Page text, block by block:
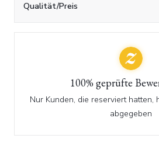
Qualität/Preis
100% geprüfte
Nur Kunden, die reserviert hatten,
abgegeben